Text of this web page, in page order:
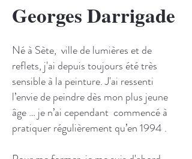
Georges Darrigade
Né à Sète, ville de lumières et de
reflets, j'ai depuis toujours été très
sensible à la peinture. J'ai ressenti
l’envie de peindre dès mon plus jeune
âge … je n’ai cependant commencé à
pratiquer régulièrement qu’en 1994 .